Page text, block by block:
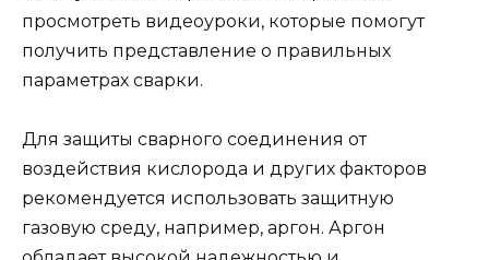
просмотреть видеоуроки, которые помогут
получить представление о правильных
параметрах сварки.
Для защиты сварного соединения от
воздействия кислорода и других факторов
рекомендуется использовать защитную
газовую среду, например, аргон. Аргон